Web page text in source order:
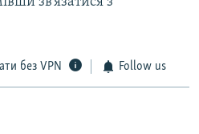
без VPN Follow us